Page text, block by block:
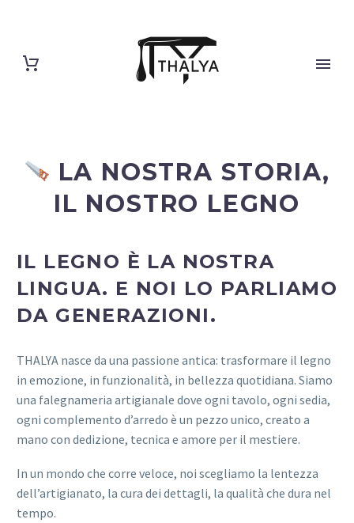
LA NOSTRA STORIA,
IL NOSTRO LEGNO
IL LEGNO È LA NOSTRA
LINGUA. E NOI LO PARLIAMO
DA GENERAZIONI.
THALYA nasce da una passione antica: trasformare il legno
in emozione, in funzionalità, in bellezza quotidiana. Siamo
una falegnameria artigianale dove ogni tavolo, ogni sedia,
ogni complemento d’arredo è un pezzo unico, creato a
mano con dedizione, tecnica e amore per il mestiere.
In un mondo che corre veloce, noi scegliamo la lentezza
dell’artigianato, la cura dei dettagli, la qualità che dura nel
tempo.